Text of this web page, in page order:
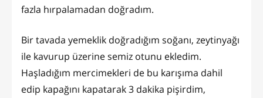
fazla hırpalamadan doğradım.
Bir tavada yemeklik doğradığım soğanı, zeytinyağı
ile kavurup üzerine semiz otunu ekledim.
Haşladığım mercimekleri de bu karışıma dahil
edip kapağını kapatarak 3 dakika pişirdim,